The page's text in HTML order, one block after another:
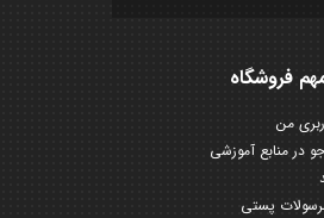
فروشگاه
من
منابع آموزشی
پستی